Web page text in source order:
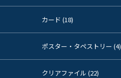
カード (18)
ポスター・タペストリー (4)
クリアファイル (22)